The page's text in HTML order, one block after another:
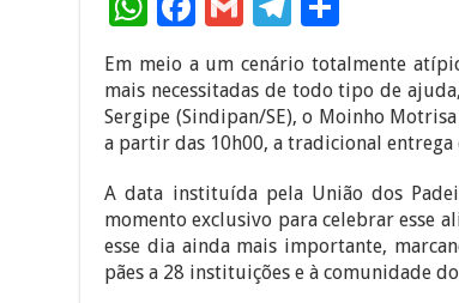
W
h
at
sA
p
p
F
ac
e
b
o
o
k
G
m
ai
l
T
el
e
gr
a
m
h
ar
e
Em meio a um cenário totalmente
mais necessitadas de todo tipo de
Sergipe (Sindipan/SE), o Moinho
a partir das 10h00, a tradicional entrega
A data instituída pela União dos
momento exclusivo para celebrar esse
esse dia ainda mais importante,
pães a 28 instituições e à comunidade